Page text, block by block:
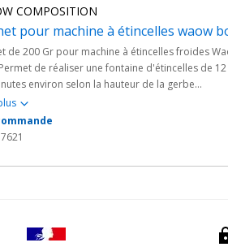
COMPOSITION
pour machine à étincelles waow
de 200 Gr pour machine à étincelles froides
de réaliser une fontaine d'étincelles de 12
environ selon la hauteur de la gerbe